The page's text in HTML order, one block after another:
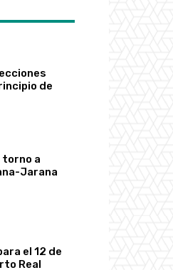
de
torno a
Jarana
el 12 de
Real